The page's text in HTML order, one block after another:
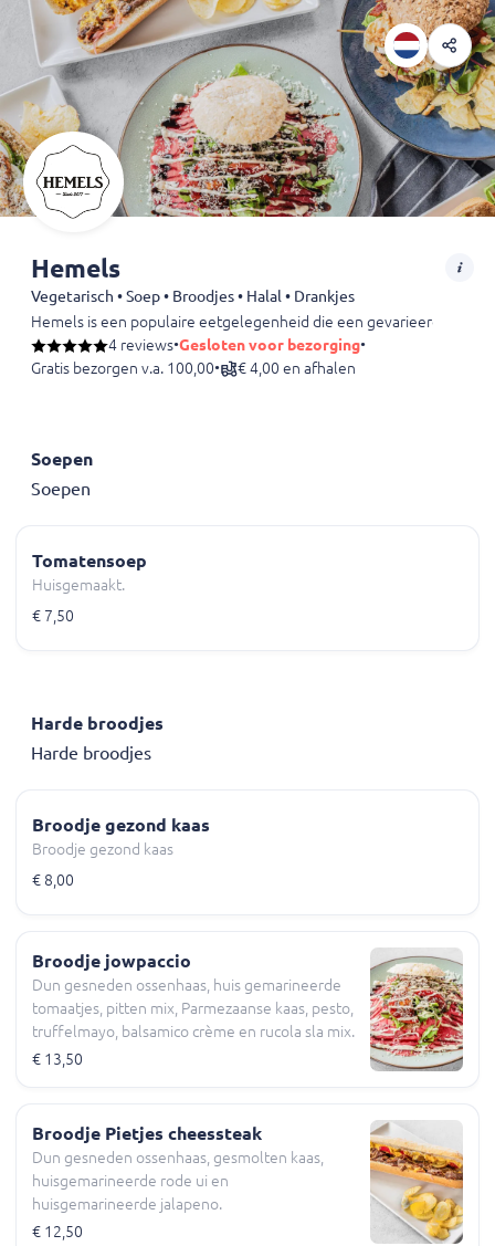
Hemels
Vegetarisch • Soep • Broodjes • Halal • Drankjes
Hemels is een populaire eetgelegenheid die een gevarieerd menu
4 reviews•Gesloten voor bezorging•
Gratis bezorgen v.a. 100,00• € 4,00 en afhalen
Soepen
Soepen
Tomatensoep
Huisgemaakt.
€ 7,50
Harde broodjes
Harde broodjes
Broodje gezond kaas
Broodje gezond kaas
€ 8,00
Broodje jowpaccio
Dun gesneden ossenhaas, huis gemarineerde
tomaatjes, pitten mix, Parmezaanse kaas, pesto,
truffelmayo, balsamico crème en rucola sla mix.
€ 13,50
Broodje Pietjes cheessteak
Dun gesneden ossenhaas, gesmolten kaas,
huisgemarineerde rode ui en
huisgemarineerde jalapeno.
€ 12,50